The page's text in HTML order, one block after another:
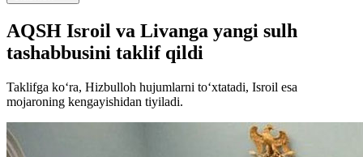
AQSH Isroil va Livanga yangi sulh
tashabbusini taklif qildi
Taklifga ko‘ra, Hizbulloh hujumlarni to‘xtatadi, Isroil esa
mojaroning kengayishidan tiyiladi.